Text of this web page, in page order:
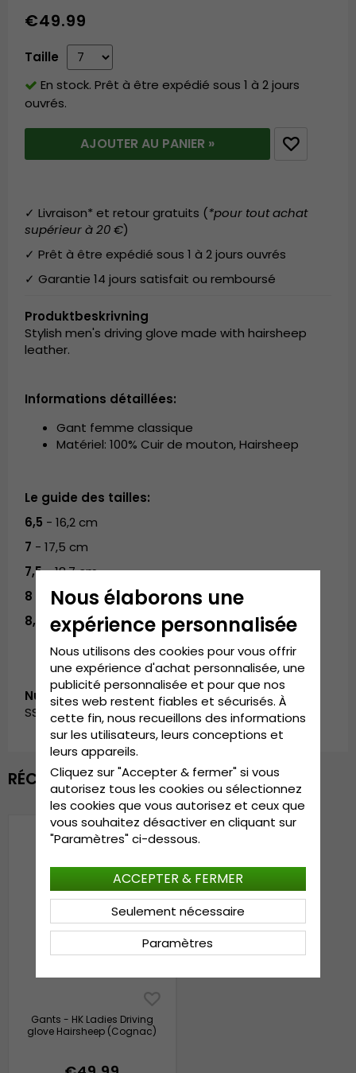
€49.99
Taille
En stock. Prêt à être expédié sous 1 à 2 jours
ouvrés.
AJOUTER AU PANIER »
✓ Livraison* et retour gratuits (*pour tout achat
supérieur à 20 €)
✓ Prêt à être expédié sous 1 à 2 jours ouvrés
✓ Garantie 14 jours satisfait ou remboursé
Produktbeskrivning
Stylish men's driving glove made with hairsheep
leather.
Informations détaillées:
Gant femme classique
Matériel: 100% Cuir de mouton, Hairsheep
Le guide des tailles:
6,5 - 16,2 cm
7 - 17,5 cm
7,5- 18,7 cm
8
- 20 cm
8,5
- 21,2 cm
Numéro d’article:
SS_70911100.Cognac-2
RÉCEMMENT VU
Gants - HK Ladies Driving
glove Hairsheep (Cognac)
Nous élaborons une
expérience personnalisée
Nous utilisons des cookies pour vous offrir
une expérience d'achat personnalisée, une
publicité personnalisée et pour que nos
sites web restent fiables et sécurisés. À
cette fin, nous recueillons des informations
sur les utilisateurs, leurs conceptions et
leurs appareils.
Cliquez sur "Accepter & fermer" si vous
autorisez tous les cookies ou sélectionnez
les cookies que vous autorisez et ceux que
vous souhaitez désactiver en cliquant sur
"Paramètres" ci-dessous.
Paramètres
Seulement nécessaire
ACCEPTER & FERMER